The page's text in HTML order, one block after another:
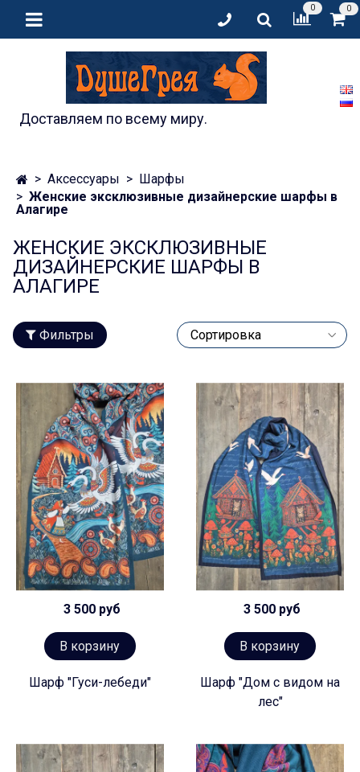
0 0
Доставляем по всему миру.
Аксессуары
Шарфы
Женские эксклюзивные дизайнерские шарфы в
Алагире
ЖЕНСКИЕ ЭКСКЛЮЗИВНЫЕ
ДИЗАЙНЕРСКИЕ ШАРФЫ В
АЛАГИРЕ
Фильтры
3 500 руб
В корзину
Шарф "Гуси-лебеди"
3 500 руб
В корзину
Шарф "Дом с видом на
лес"